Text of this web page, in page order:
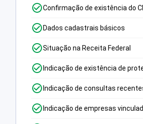
Confirmação de existência do
Dados cadastrais básicos
Situação na Receita Federal
Indicação de existência de
Indicação de consultas
Indicação de empresas